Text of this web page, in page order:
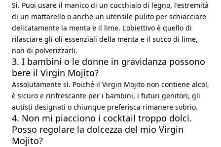
Sì. Puoi usare il manico di un cucchiaio di legno, l'estremità
di un mattarello o anche un utensile pulito per schiacciare
delicatamente la menta e il lime. L'obiettivo è quello di
rilasciare gli oli essenziali della menta e il succo di lime,
non di polverizzarli.
3. I bambini o le donne in gravidanza possono
bere il Virgin Mojito?
Assolutamente sì. Poiché il Virgin Mojito non contiene alcol,
è sicuro e rinfrescante per i bambini, i futuri genitori, gli
autisti designati o chiunque preferisca rimanere sobrio.
4. Non mi piacciono i cocktail troppo dolci.
Posso regolare la dolcezza del mio Virgin
Mojito?